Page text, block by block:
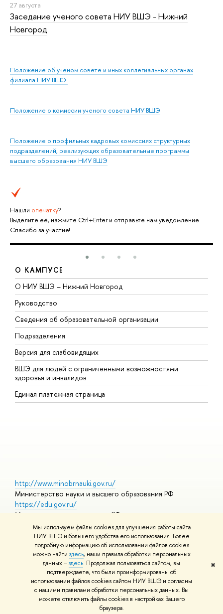
Мы используем файлы cookies для улучшения работы сайта
НИУ ВШЭ и большего удобства его использования. Более
подробную информацию об использовании файлов cookies
можно найти здесь, наши правила обработки персональных
данных –здесь. Продолжая пользоваться сайтом, вы
подтверждаете, что были проинформированы об
использовании файлов cookies сайтом НИУ ВШЭ и согласны
с нашими правилами обработки персональных данных. Вы
можете отключить файлы cookies в настройках Вашего
браузера.
✖
27 августа
Заседание ученого совета НИУ ВШЭ - Нижний
Новгород
Положение об ученом совете и иных коллегиальных органах
филиала НИУ ВШЭ
Положение о комиссии ученого совета НИУ ВШЭ
Положение о профильных кадровых комиссиях структурных
подразделений, реализующих образовательные программы
высшего образования НИУ ВШЭ
Нашли опечатку?
Выделите её, нажмите Ctrl+Enter и отправьте нам уведомление.
Спасибо за участие!
О КАМПУСЕ
О НИУ ВШЭ – Нижний Новгород
Руководство
Сведения об образовательной организации
Подразделения
Версия для слабовидящих
ВШЭ для людей с ограниченными возможностями
здоровья и инвалидов
Единая платежная страница
http://www.minobrnauki.gov.ru/
Министерство науки и высшего образования РФ
https://edu.gov.ru/
Министерство просвещения РФ
https://elearning.hse.ru/mooc
Массовые открытые онлайн-курсы
© НИУ ВШЭ 1993–2026 Адреса и контактыУсловия
использования материалов Политика конфиденциальности
Шрифты HSE Sans и HSE Slab разработаны вШколе дизайна НИУ